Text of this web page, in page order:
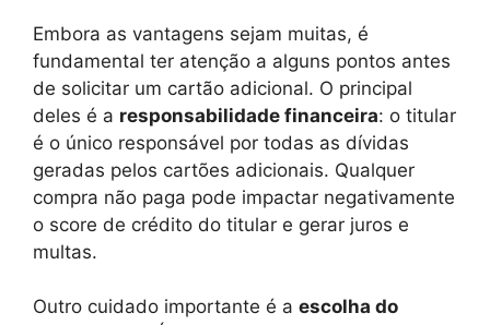
Embora as vantagens sejam muitas, é
fundamental ter atenção a alguns pontos antes
de solicitar um cartão adicional. O principal
deles é a responsabilidade financeira: o titular
é o único responsável por todas as dívidas
geradas pelos cartões adicionais. Qualquer
compra não paga pode impactar negativamente
o score de crédito do titular e gerar juros e
multas.
Outro cuidado importante é a escolha do